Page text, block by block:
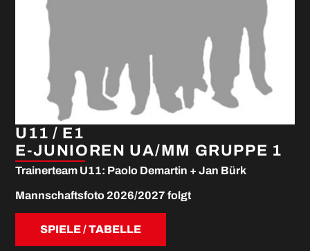
U11 / E1
E-JUNIOREN UA/MM GRUPPE 1
Trainerteam U11: Paolo Demartin + Jan Bürk
Mannschaftsfoto 2026/2027 folgt
SPIELE / TABELLE